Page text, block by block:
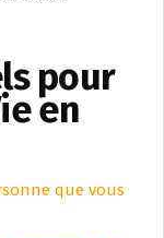
pour
en
que vous